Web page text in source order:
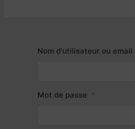
Nom d'utilisateur ou email
Mot de passe